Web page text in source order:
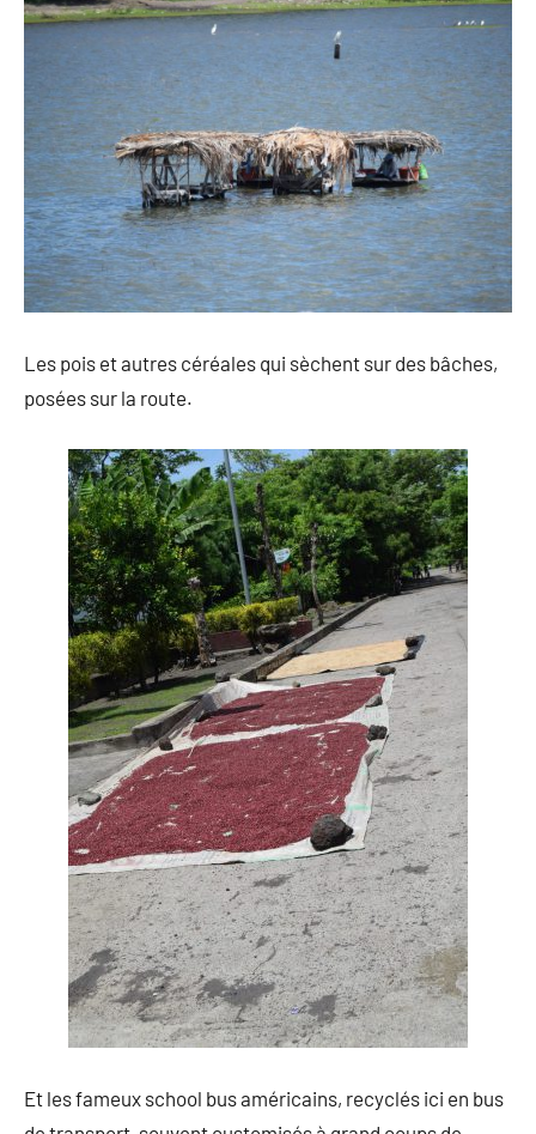
Les pois et autres céréales qui sèchent sur des bâches,
posées sur la route.
Et les fameux school bus américains, recyclés ici en bus